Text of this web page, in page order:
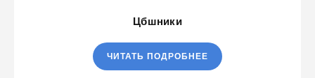
Цбшники
ЧИТАТЬ ПОДРОБНЕЕ